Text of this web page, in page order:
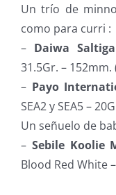
Un trío de
como para curri :
– Daiwa
31.5Gr. – 152mm.
– Payo
SEA2 y SEA5 –
Un señuelo de
– Sebile Koolie
Blood Red White